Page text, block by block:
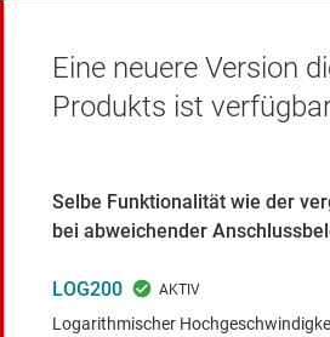
Eine neuere Version
Produkts ist
Selbe Funktionalität wie der
bei abweichender
LOG200
Logarithmischer